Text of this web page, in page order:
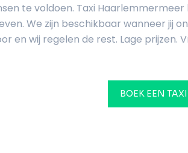
te voldoen. Taxi
We zijn beschikbaar wanneer jij
en wij regelen de rest. Lage prijzen.
BOEK EEN TAXI